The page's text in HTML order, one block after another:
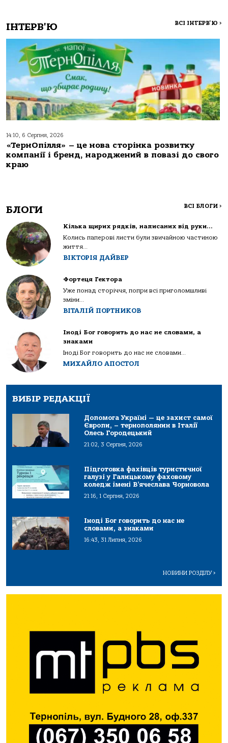
ІНТЕРВ'Ю ВСІ ІНТЕРВ'Ю >
14:10, 6 Серпня, 2026
«ТернОпілля» – це нова сторінка розвитку
компанії і бренд, народжений в повазі до свого
краю
БЛОГИ ВСІ БЛОГИ >
Кілька щирих рядків, написаних від руки…
Колись паперові листи були звичайною частиною
життя...
ВІКТОРІЯ ДАЙВЕР
Фортеця Гектора
Уже понад сторіччя, попри всі приголомшливі
зміни...
ВІТАЛІЙ ПОРТНИКОВ
Іноді Бог говорить до нас не словами, а
знаками
Іноді Бог говорить до нас не словами...
МИХАЙЛО АПОСТОЛ
ВИБІР РЕДАКЦІЇ
Допомога Україні — це захист самої
Європи, – тернополянин в Італії
Олесь Городецький
21:02, 3 Серпня, 2026
Підготовка фахівців туристичної
галузі у Галицькому фаховому
коледж імені В’ячеслава Чорновола
21:16, 1 Серпня, 2026
Іноді Бог говорить до нас не
словами, а знаками
16:43, 31 Липня, 2026
НОВИНИ РОЗДІЛУ>